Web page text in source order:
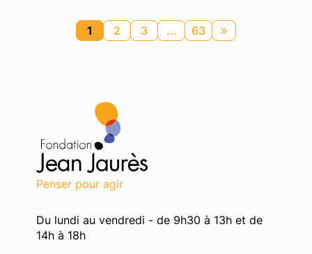
1 2 3 ... 63
Page
Penser pour agir
Du lundi au vendredi - de 9h30 à 13h et de
14h à 18h